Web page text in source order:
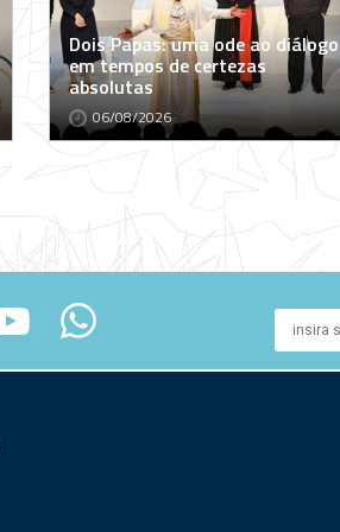
Dois Papas: uma ode ao diálogo
em tempos de certezas
absolutas
06/08/2026